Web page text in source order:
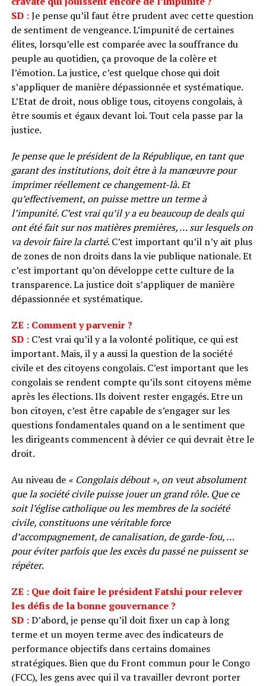
SD :Je pense qu’il faut être prudent avec cette question
de sentiment de vengeance. L’impunité de certaines
élites, lorsqu’elle est comparée avec la souffrance du
peuple au quotidien, ça provoque de la colère et
l’émotion. La justice, c’est quelque chose qui doit
s’appliquer de manière dépassionnée et systématique.
L’Etat de droit, nous oblige tous, citoyens congolais, à
être soumis et égaux devant loi. Tout cela passe par la
justice.
Je pense que le président de la République, en tant que
garant des institutions, doit être à la manœuvre pour
imprimer réellement ce changement-là. Et
qu’effectivement, on puisse mettre un terme à
l’impunité. C’est vrai qu’il y a eu beaucoup de deals qui
ont été fait sur nos matières premières, … sur lesquels on
va devoir faire la clarté. C’est important qu’il n’y ait plus
de zones de non droits dans la vie publique nationale. Et
c’est important qu’on développe cette culture de la
transparence. La justice doit s’appliquer de manière
dépassionnée et systématique.
ZE : Comment y parvenir ?
SD : C’est vrai qu’il y a la volonté politique, ce qui est
important. Mais, il y a aussi la question de la société
civile et des citoyens congolais. C’est important que les
congolais se rendent compte qu’ils sont citoyens même
après les élections. Ils doivent rester engagés. Etre un
bon citoyen, c’est être capable de s’engager sur les
questions fondamentales quand on a le sentiment que
les dirigeants commencent à dévier ce qui devrait être le
droit.
Au niveau de « Congolais débout », on veut absolument
que la société civile puisse jouer un grand rôle. Que ce
soit l’église catholique ou les membres de la société
civile, constituons une véritable force
d’accompagnement, de canalisation, de garde-fou, …
pour éviter parfois que les excès du passé ne puissent se
répéter.
ZE : Que doit faire le président Fatshi pour relever
les défis de la bonne gouvernance ?
SD :D’abord, je pense qu’il doit fixer un cap à long
terme et un moyen terme avec des indicateurs de
performance objectifs dans certains domaines
stratégiques. Bien que du Front commun pour le Congo
(FCC), les gens avec qui il va travailler devront porter